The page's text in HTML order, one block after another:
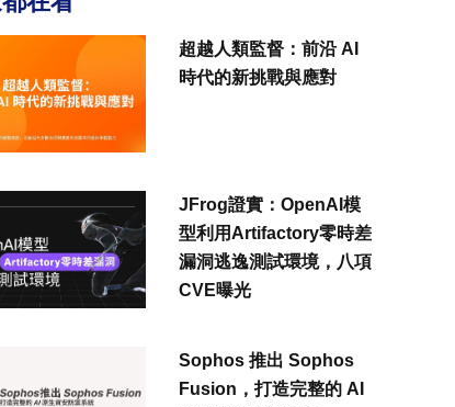
超越人類監督：前沿 AI
時代的新挑戰與應對
JFrog證實：OpenAI模
型利用Artifactory零時差
漏洞逃逸測試環境，八項
CVE曝光
Sophos 推出 Sophos
Fusion，打造完整的 AI